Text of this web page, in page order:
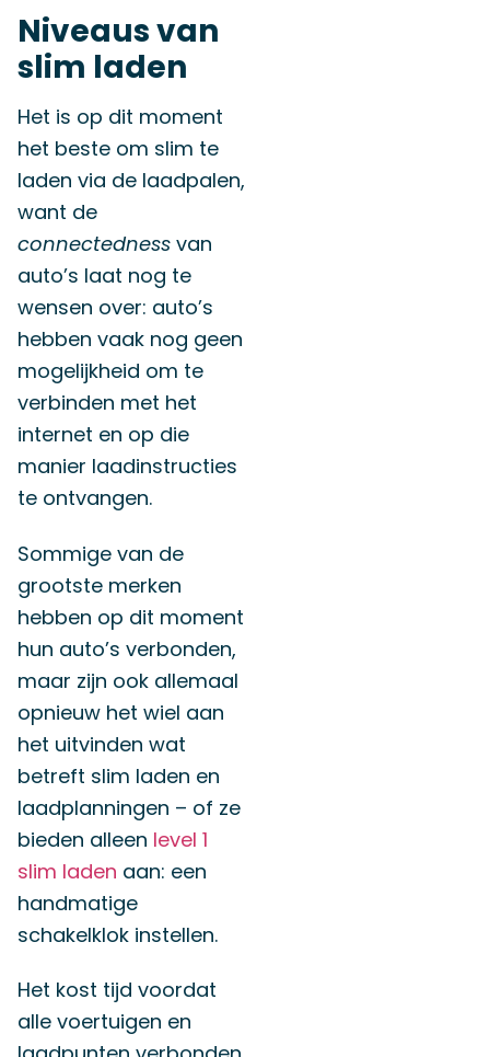
Niveaus van
slim laden
Het is op dit moment
het beste om slim te
laden via de laadpalen,
want de
connectedness van
auto’s laat nog te
wensen over: auto’s
hebben vaak nog geen
mogelijkheid om te
verbinden met het
internet en op die
manier laadinstructies
te ontvangen.
Sommige van de
grootste merken
hebben op dit moment
hun auto’s verbonden,
maar zijn ook allemaal
opnieuw het wiel aan
het uitvinden wat
betreft slim laden en
laadplanningen – of ze
bieden alleen level 1
slim laden aan: een
handmatige
schakelklok instellen.
Het kost tijd voordat
alle voertuigen en